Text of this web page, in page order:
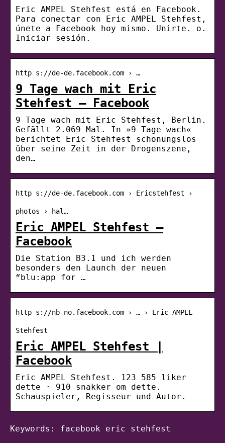
Eric AMPEL Stehfest está en Facebook.
Para conectar con Eric AMPEL Stehfest,
únete a Facebook hoy mismo. Unirte. o.
Iniciar sesión.
http s://de-de.facebook.com › …
9 Tage wach mit Eric
Stehfest – Facebook
9 Tage wach mit Eric Stehfest, Berlin.
Gefällt 2.069 Mal. In »9 Tage wach«
berichtet Eric Stehfest schonungslos
über seine Zeit in der Drogenszene,
den…
http s://de-de.facebook.com › Ericstehfest ›
photos › hal…
Eric AMPEL Stehfest –
Facebook
Die Station B3.1 und ich werden
besonders den Launch der neuen
“blu:app for …
http s://nb-no.facebook.com › … › Eric AMPEL
Stehfest
Eric AMPEL Stehfest |
Facebook
Eric AMPEL Stehfest. 123 585 liker
dette · 910 snakker om dette.
Schauspieler, Regisseur und Autor.
Keywords: facebook eric stehfest